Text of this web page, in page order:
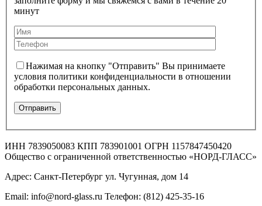
минут
Нажимая на кнопку "Отправить" Вы принимаете
условия политики конфиденциальности в отношении
обработки персональных данных.
ИНН 7839050083 КПП 783901001 ОГРН 1157847450420
Общество с ограниченной ответственностью «НОРД-ГЛАСС»
Адрес: Санкт-Петербург ул. Чугунная, дом 14
Email: info@nord-glass.ru Телефон: (812) 425-35-16